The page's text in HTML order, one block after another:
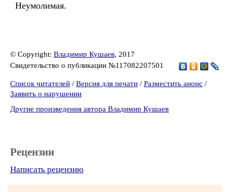
Неумолимая.
© Copyright: Владимир Кушаев, 2017
Свидетельство о публикации №117082207501
Список читателей / Версия для печати / Разместить анонс /
Заявить о нарушении
Другие произведения автора Владимир Кушаев
Рецензии
Написать рецензию